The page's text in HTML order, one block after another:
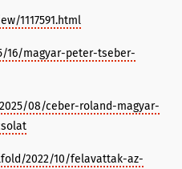
1117591.html
16/magyar-peter-tseber-
08/ceber-roland-magyar-
2022/10/felavattak-az-